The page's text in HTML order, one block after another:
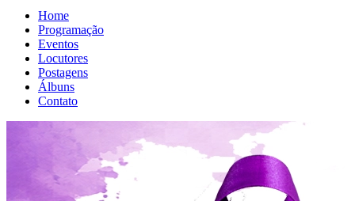
Home
Programação
Eventos
Locutores
Postagens
Álbuns
Contato